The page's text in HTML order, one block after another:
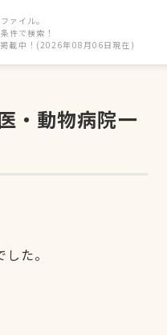
ァイル。
件で検索！
載中！(2026年08月06日現在)
・動物病院一
た。